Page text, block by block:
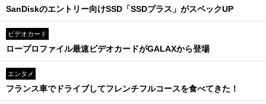
SanDiskのエントリー向けSSD「SSDプラス」がスペックUP
ビデオカード
ロープロファイル最速ビデオカードがGALAXから登場
エンタメ
フランス車でドライブしてフレンチフルコースを食べてきた！